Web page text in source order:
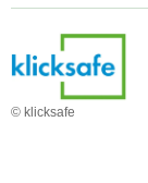
© klicksafe